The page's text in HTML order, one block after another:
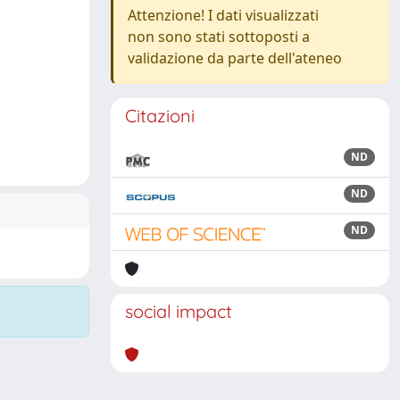
Attenzione! I dati visualizzati
non sono stati sottoposti a
validazione da parte dell'ateneo
Citazioni
ND
ND
ND
social impact